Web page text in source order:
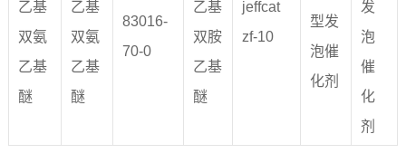
乙基
双氨
乙基
醚
乙基
双氨
乙基
醚
83016-
70-0
乙基
双胺
乙基
醚
jeffcat
zf-10
型发
泡催
化剂
发
泡
催
化
剂